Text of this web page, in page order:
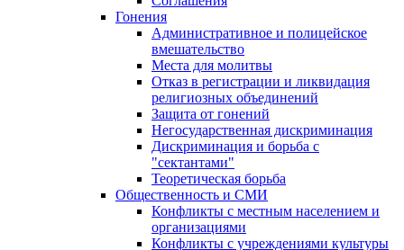
Гонения
Административное и полицейское
вмешательство
Места для молитвы
Отказ в регистрации и ликвидация
религиозных объединений
Защита от гонений
Негосударственная дискриминация
Дискриминация и борьба с
"сектантами"
Теоретическая борьба
Общественность и СМИ
Конфликты с местным населением и
организациями
Конфликты с учреждениями культуры